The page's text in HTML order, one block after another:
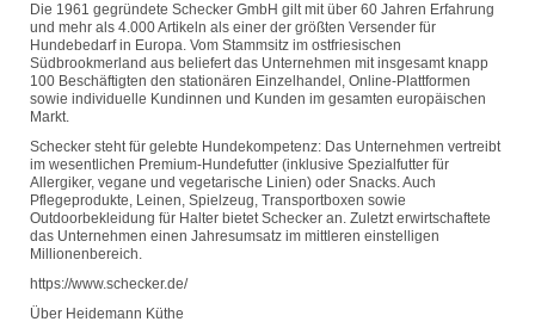
Die 1961 gegründete Schecker GmbH gilt mit über 60 Jahren Erfahrung
und mehr als 4.000 Artikeln als einer der größten Versender für
Hundebedarf in Europa. Vom Stammsitz im ostfriesischen
Südbrookmerland aus beliefert das Unternehmen mit insgesamt knapp
100 Beschäftigten den stationären Einzelhandel, Online-Plattformen
sowie individuelle Kundinnen und Kunden im gesamten europäischen
Markt.
Schecker steht für gelebte Hundekompetenz: Das Unternehmen vertreibt
im wesentlichen Premium-Hundefutter (inklusive Spezialfutter für
Allergiker, vegane und vegetarische Linien) oder Snacks. Auch
Pflegeprodukte, Leinen, Spielzeug, Transportboxen sowie
Outdoorbekleidung für Halter bietet Schecker an. Zuletzt erwirtschaftete
das Unternehmen einen Jahresumsatz im mittleren einstelligen
Millionenbereich.
https://www.schecker.de/
Über Heidemann Küthe